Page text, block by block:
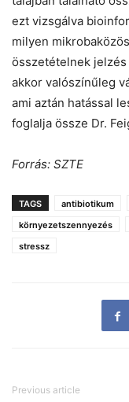
ezt vizsgálva
milyen
összetételnek
akkor valószínűleg
ami aztán hatással
foglalja össze Dr.
Forrás: SZTE
TAGS antibiotikum
környezetszennyezés
stressz
Previous article